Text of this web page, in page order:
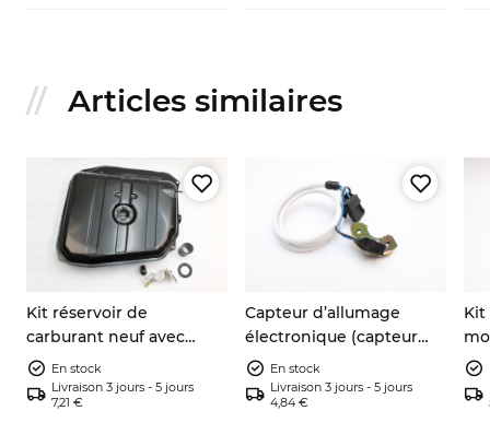
Articles similaires
Kit réservoir de
carburant neuf avec
jauge, joint et durite –
Autobianchi A112
En stock
Livraison 3 jours - 5 jours
7,21 €
Capteur d’allumage
électronique (capteur
inductif) 9937730
En stock
Livraison 3 jours - 5 jours
4,84 €
Kit